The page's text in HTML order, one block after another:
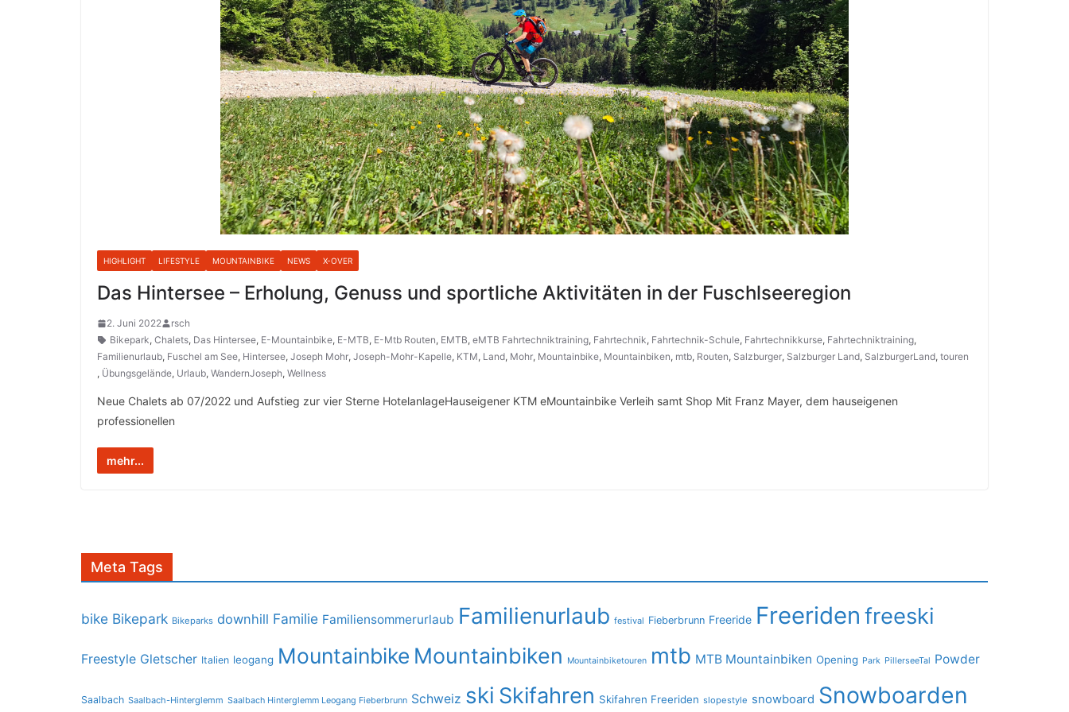
HIGHLIGHT LIFESTYLE MOUNTAINBIKE NEWS X-OVER
Das Hintersee – Erholung, Genuss und sportliche Aktivitäten in der Fuschlseeregion
2. Juni 2022
rsch
Bikepark, Chalets, Das Hintersee, E-Mountainbike, E-MTB, E-Mtb Routen, EMTB, eMTB Fahrtechniktraining, Fahrtechnik, Fahrtechnik-Schule, Fahrtechnikkurse, Fahrtechniktraining,
Familienurlaub, Fuschel am See, Hintersee, Joseph Mohr, Joseph-Mohr-Kapelle, KTM, Land, Mohr, Mountainbike, Mountainbiken, mtb, Routen, Salzburger, Salzburger Land, SalzburgerLand, touren
, Übungsgelände, Urlaub, WandernJoseph, Wellness
Neue Chalets ab 07/2022 und Aufstieg zur vier Sterne HotelanlageHauseigener KTM eMountainbike Verleih samt Shop Mit Franz Mayer, dem hauseigenen
professionellen
mehr...
Meta Tags
bike Bikepark Bikeparks downhill Familie Familiensommerurlaub Familienurlaub festival Fieberbrunn Freeride Freeriden freeski
Freestyle Gletscher Italien leogang Mountainbike Mountainbiken Mountainbiketouren mtb MTB Mountainbiken Opening Park PillerseeTal Powder
Saalbach Saalbach-Hinterglemm Saalbach Hinterglemm Leogang Fieberbrunn Schweiz ski Skifahren Skifahren Freeriden slopestyle snowboard Snowboarden